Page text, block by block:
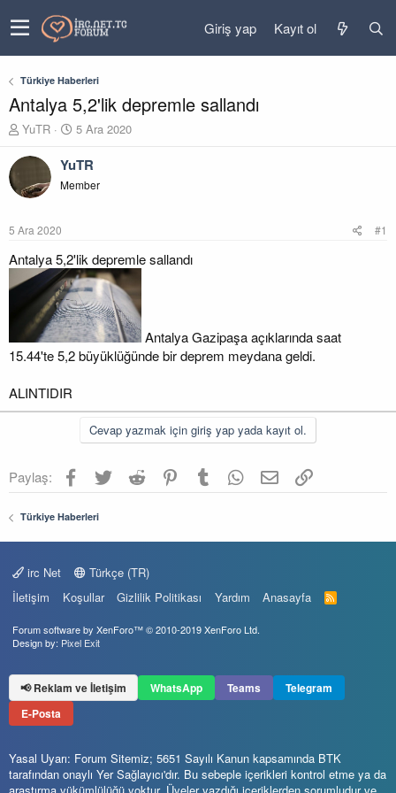
Giriş yap Kayıt ol
Türkiye Haberleri
Antalya 5,2'lik depremle sallandı
K
n
y
b
a
ş
l
a
n
YuTR
B
ş
a
ç
t
a
r
i
h
5 Ara 2020
YuTR
Member
5 Ara 2020 #1
Antalya 5,2'lik depremle sallandı
Antalya Gazipaşa açıklarında saat
15.44'te 5,2 büyüklüğünde bir deprem meydana geldi.
ALINTIDIR
Cevap yazmak için giriş yap yada kayıt ol.
Paylaş: Facebook
TwitterReddit PinterestTumblr WhatsApp
E-postaLink
Türkiye Haberleri
irc Net
Türkçe (TR)
İletişim
Koşullar Gizlilik Politikası Yardım Anasayfa
R
S
Forum software by XenForo™© 2010-2019 XenForo Ltd.
Design by: Pixel Exit
📢 Reklam ve İletişim WhatsApp Teams
Telegram
E-Posta
Yasal Uyarı: Forum Sitemiz; 5651 Sayılı Kanun kapsamında BTK
tarafından onaylı Yer Sağlayıcı'dır. Bu sebeple içerikleri kontrol etme ya da